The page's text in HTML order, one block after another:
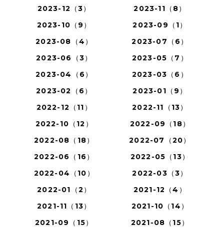
2023-12（3）
2023-11（8）
2023-10（9）
2023-09（1）
2023-08（4）
2023-07（6）
2023-06（3）
2023-05（7）
2023-04（6）
2023-03（6）
2023-02（6）
2023-01（9）
2022-12（11）
2022-11（13）
2022-10（12）
2022-09（18）
2022-08（18）
2022-07（20）
2022-06（16）
2022-05（13）
2022-04（10）
2022-03（3）
2022-01（2）
2021-12（4）
2021-11（13）
2021-10（14）
2021-09（15）
2021-08（15）